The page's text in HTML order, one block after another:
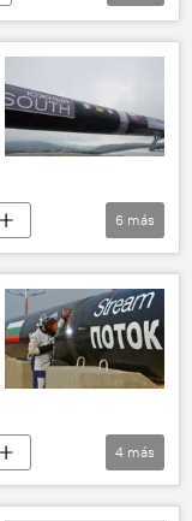
📰 Consecuencias económicas de las sanciones occidentales contra Rusia
6 más
4 más